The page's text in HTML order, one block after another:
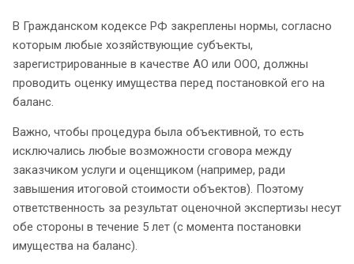
В Гражданском кодексе РФ закреплены нормы, согласно
которым любые хозяйствующие субъекты,
зарегистрированные в качестве АО или ООО, должны
проводить оценку имущества перед постановкой его на
баланс.
Важно, чтобы процедура была объективной, то есть
исключались любые возможности сговора между
заказчиком услуги и оценщиком (например, ради
завышения итоговой стоимости объектов). Поэтому
ответственность за результат оценочной экспертизы несут
обе стороны в течение 5 лет (с момента постановки
имущества на баланс).